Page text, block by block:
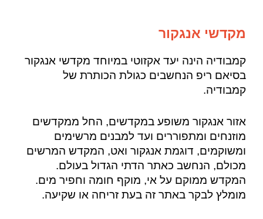
מקדשי אנגקור
קמבודיה הינה יעד אקזוטי במיוחד מקדשי אנגקור
בסיאם ריפ הנחשבים כגולת הכותרת של
קמבודיה.
אזור אנגקור משופע במקדשים, החל ממקדשים
מוזנחים ומתפוררים ועד למבנים מרשימים
ומשוקמים, דוגמת אנגקור ואט, המקדש המרשים
מכולם, הנחשב כאתר הדתי הגדול בעולם.
המקדש ממוקם על אי, מוקף חומה וחפיר מים.
מומלץ לבקר באתר זה בעת זריחה או שקיעה.